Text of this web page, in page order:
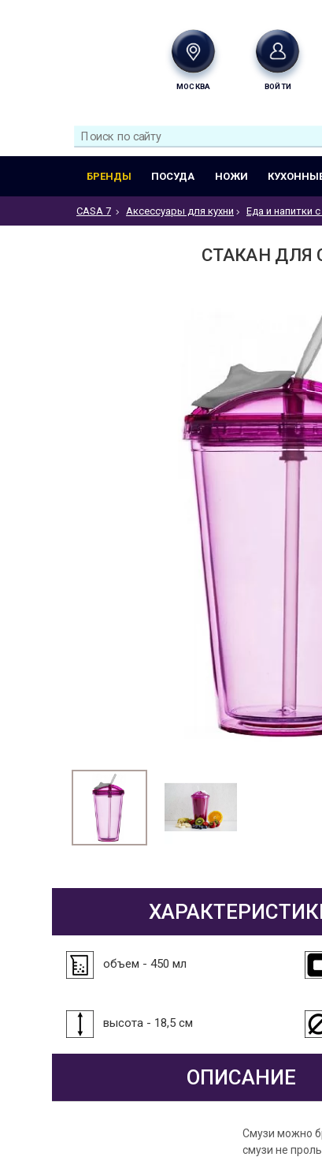
МОСКВА ВОЙТИ
БРЕНДЫ ПОСУДА НОЖИ
CASA 7 Аксессуары для кухни Еда и напитки
СТАКАН ДЛЯ
объем - 450 мл
высота - 18,5 см
ОПИСАНИЕ
Смузи можно
смузи не